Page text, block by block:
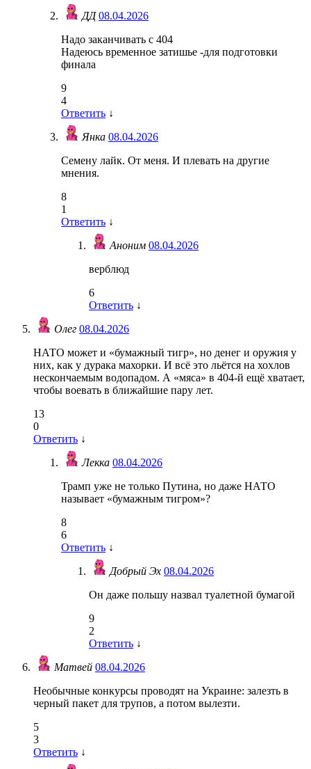
ДД08.04.2026
Надо заканчивать с 404
Надеюсь временное затишье -для подготовки
финала
9
4
Ответить ↓
Янка 08.04.2026
Семену лайк. От меня. И плевать на другие
мнения.
8
1
Ответить ↓
Аноним 08.04.2026
верблюд
6
Ответить ↓
Олег 08.04.2026
НАТО может и «бумажный тигр», но денег и оружия у
них, как у дурака махорки. И всё это льётся на хохлов
нескончаемым водопадом. А «мяса» в 404-й ещё хватает,
чтобы воевать в ближайшие пару лет.
13
0
Ответить ↓
Лекка 08.04.2026
Трамп уже не только Путина, но даже НАТО
называет «бумажным тигром»?
8
6
Ответить ↓
Добрый Эх 08.04.2026
Он даже польшу назвал туалетной бумагой
9
2
Ответить ↓
Матвей 08.04.2026
Необычные конкурсы проводят на Украине: залезть в
черный пакет для трупов, а потом вылезти.
5
3
Ответить ↓